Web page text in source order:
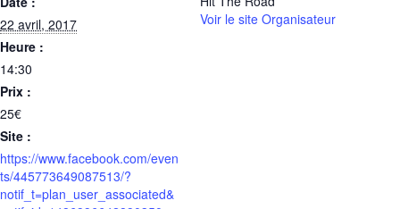
22 avril, 2017
Heure :
14:30
Prix :
25€
Site :
https://www.facebook.com/even
ts/445773649087513/?
notif_t=plan_user_associated&
Voir le site Organisateur